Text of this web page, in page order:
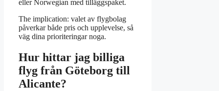
eller Norwegian med tilläggspaket.
The implication: valet av flygbolag
påverkar både pris och upplevelse, så
väg dina prioriteringar noga.
Hur hittar jag billiga
flyg från Göteborg till
Alicante?